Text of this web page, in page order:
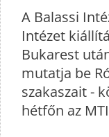
A Balassi
Intézet
Bukarest
mutatja be
szakaszait -
hétfőn az